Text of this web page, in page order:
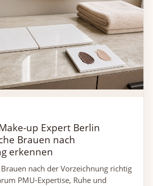
up Expert Berlin
Brauen nach
erkennen
nach der Vorzeichnung richtig
PMU-Expertise, Ruhe und